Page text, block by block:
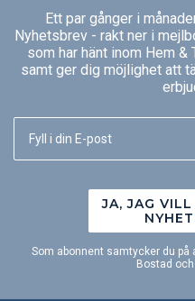
Ett par gånger i
Nyhetsbrev - rakt ner i
som har hänt inom Hem &
samt ger dig möjlighet att
JA, JAG
Som abonnent samtycker du
Bostad